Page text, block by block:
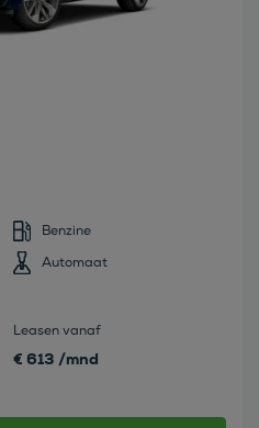
Benzine
Automaat
Leasen vanaf
€ 613 /mnd